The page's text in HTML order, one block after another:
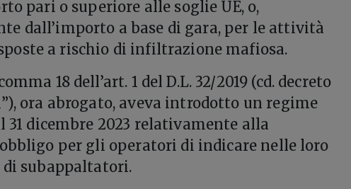
pari o superiore alle soglie UE, o,
dall’importo a base di gara, per le attività
a rischio di infiltrazione mafiosa.
18 dell’art. 1 del D.L. 32/2019 (cd. decreto
ora abrogato, aveva introdotto un regime
dicembre 2023 relativamente alla
per gli operatori di indicare nelle loro
subappaltatori.